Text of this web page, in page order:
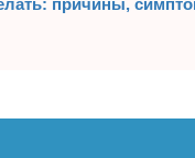
причины,